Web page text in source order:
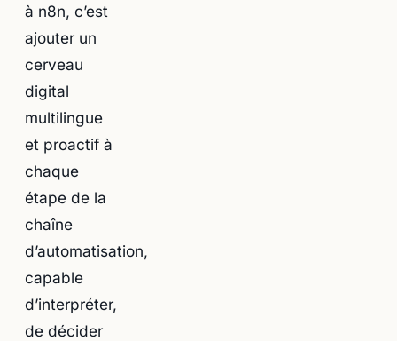
à n8n, c’est
ajouter un
cerveau
digital
multilingue
et proactif à
chaque
étape de la
chaîne
d’automatisation,
capable
d’interpréter,
de décider